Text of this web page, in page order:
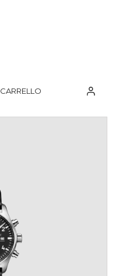
CARRELLO